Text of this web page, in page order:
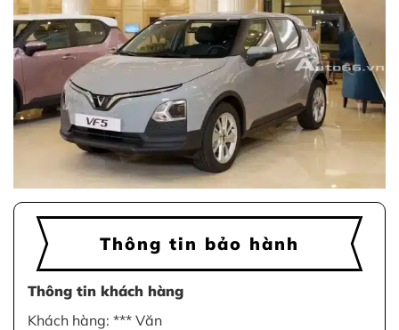
Thông tin bảo hành
Thông tin khách hàng
Khách hàng: *** Văn